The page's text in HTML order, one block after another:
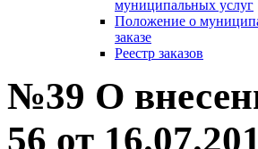
муниципальных услуг
Положение о
заказе
Реестр заказов
№39 О
56 от